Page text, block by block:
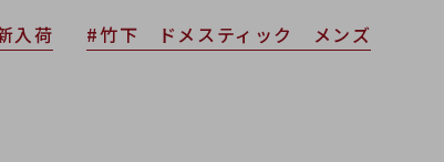
入荷 #竹下 ドメスティック メンズ